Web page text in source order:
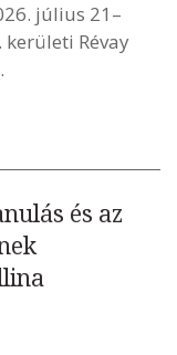
július 21–
kerületi Révay
és az